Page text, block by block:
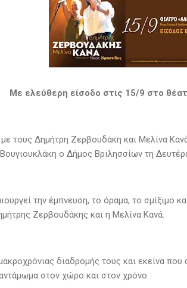
Με ελεύθερη είσοδο στις 15/9 στο
τους Δημήτρη Ζερβουδάκη και Μελίνα
ο Δήμος Βριλησσίων τη
την έμπνευση, το όραμα, το σμίξιμο
Ζερβουδάκης και η Μελίνα Κανά.
διαδρομής τους και εκείνα
στον χώρο και στον χρόνο.